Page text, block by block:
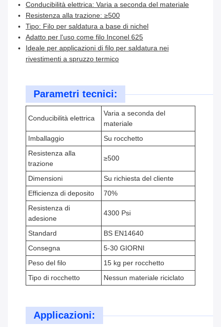
Conducibilità elettrica: Varia a seconda del materiale
Resistenza alla trazione: ≥500
Tipo: Filo per saldatura a base di nichel
Adatto per l'uso come filo Inconel 625
Ideale per applicazioni di filo per saldatura nei
rivestimenti a spruzzo termico
Parametri tecnici:
Conducibilità elettrica
Varia a seconda del
materiale
Imballaggio
Su rocchetto
Resistenza alla
trazione
≥500
Dimensioni
Su richiesta del cliente
Efficienza di deposito
70%
Resistenza di
adesione
4300 Psi
Standard
BS EN14640
Consegna
5-30 GIORNI
Peso del filo
15 kg per rocchetto
Tipo di rocchetto
Nessun materiale riciclato
Applicazioni: